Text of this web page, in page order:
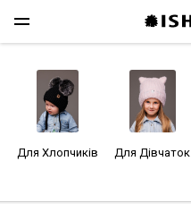
Для Хлопчиків Для Дівчаток